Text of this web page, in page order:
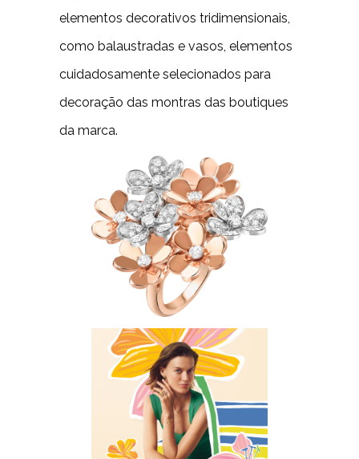
elementos decorativos tridimensionais,
como balaustradas e vasos, elementos
cuidadosamente selecionados para
decoração das montras das boutiques
da marca.